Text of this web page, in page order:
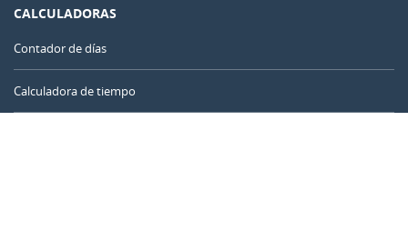
CALCULADORAS
Contador de días
Calculadora de tiempo